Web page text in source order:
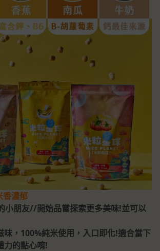
香濃郁
小朋友//開始品嘗探索更多美味!並可以
味，100%純米使用，入口即化!適合當下
力的點心唷!